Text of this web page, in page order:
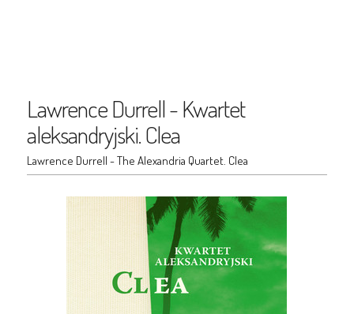
Lawrence Durrell - Kwartet
aleksandryjski. Clea
Lawrence Durrell - The Alexandria Quartet. Clea